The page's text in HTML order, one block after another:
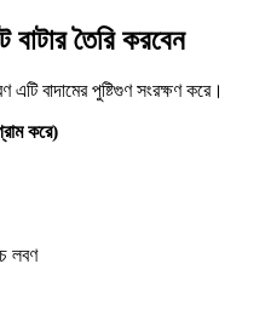
বাটার তৈরি করবেন
এটি বাদামের পুষ্টিগুণ সংরক্ষণ করে।
করে)
লবণ